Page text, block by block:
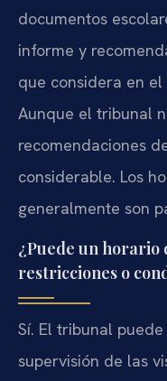
documentos
informe y
que considera en
Aunque el tribunal
recomendaciones
considerable. Los
generalmente son
¿Puede un
restricciones o
Sí. El tribunal
supervisión de las